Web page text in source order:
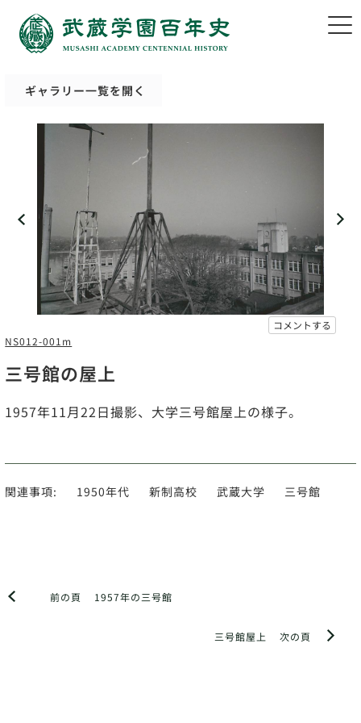
ギャラリー一覧を開く
コメントする
NS012-001m
三号館の屋上
1957年11月22日撮影、大学三号館屋上の様子。
関連事項: 1950年代 新制高校 武蔵大学 三号館
前の頁 1957年の三号館
次の頁
三号館屋上